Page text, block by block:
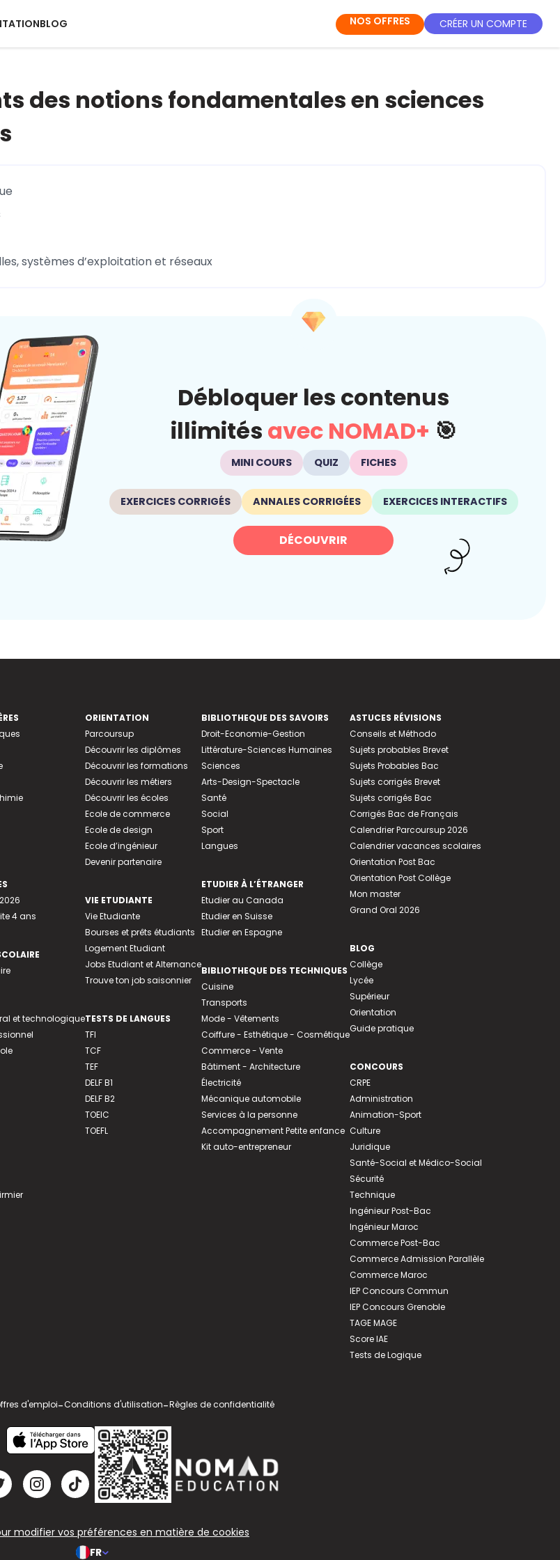
BLOG NOS OFFRES CRÉER UN COMPTE
des notions fondamentales en sciences
systèmes d’exploitation et réseaux
Débloquer les contenus
illimités avec NOMAD+ 🎯
MINI COURS QUIZ FICHES
EXERCICES CORRIGÉS ANNALES CORRIGÉES EXERCICES INTERACTIFS
DÉCOUVRIR
4 ans
et technologique
ORIENTATION
Parcoursup
Découvrir les diplômes
Découvrir les formations
Découvrir les métiers
Découvrir les écoles
Ecole de commerce
Ecole de design
Ecole d’ingénieur
Devenir partenaire
VIE ETUDIANTE
Vie Etudiante
Bourses et prêts étudiants
Logement Etudiant
Jobs Etudiant et Alternance
Trouve ton job saisonnier
TESTS DE LANGUES
TFI
TCF
TEF
DELF B1
DELF B2
TOEIC
TOEFL
BIBLIOTHEQUE DES SAVOIRS
Droit-Economie-Gestion
Littérature-Sciences Humaines
Sciences
Arts-Design-Spectacle
Santé
Social
Sport
Langues
ETUDIER À L’ÉTRANGER
Etudier au Canada
Etudier en Suisse
Etudier en Espagne
BIBLIOTHEQUE DES TECHNIQUES
Cuisine
Transports
Mode - Vêtements
Coiffure - Esthétique - Cosmétique
Commerce - Vente
Bâtiment - Architecture
Électricité
Mécanique automobile
Services à la personne
Accompagnement Petite enfance
Kit auto-entrepreneur
ASTUCES RÉVISIONS
Conseils et Méthodo
Sujets probables Brevet
Sujets Probables Bac
Sujets corrigés Brevet
Sujets corrigés Bac
Corrigés Bac de Français
Calendrier Parcoursup 2026
Calendrier vacances scolaires
Orientation Post Bac
Orientation Post Collège
Mon master
Grand Oral 2026
BLOG
Collège
Lycée
Supérieur
Orientation
Guide pratique
CONCOURS
CRPE
Administration
Animation-Sport
Culture
Juridique
Santé-Social et Médico-Social
Sécurité
Technique
Ingénieur Post-Bac
Ingénieur Maroc
Commerce Post-Bac
Commerce Admission Parallèle
Commerce Maroc
IEP Concours Commun
IEP Concours Grenoble
TAGE MAGE
Score IAE
Tests de Logique
d'emploi-Conditions d'utilisation-Règles de confidentialité
modifier vos préférences en matière de cookies
FR